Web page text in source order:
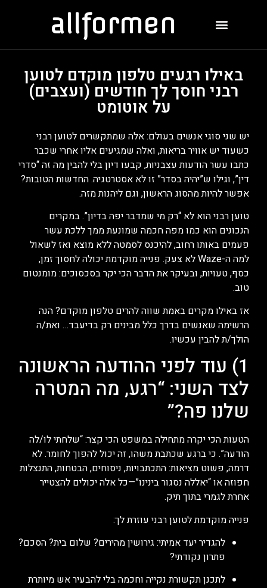
allformen
באילו רגעים טלפון מוקדם לטוען
רבני חוסך לך חודשים (ועצבים)
על אוטומט
יש שני סוגי אנשים בעולם: אלה שמתקשרים לטוען רבני
כשעוד יש אוויר בריאות, ואלה שמגיעים אליו אחרי שכבר
כתבו עשר הודעות עצבניות, קבעו דיון בלי להבין מה זה “סדרי
דין”, וגילו ש”יהיה בסדר” זו לא אסטרטגיה. החדשות הטובות?
אפשר להיות מהסוג הראשון, וגם ליהנות מזה.
טוען רבני הוא לא “רק מי שמדבר יפה בדיון”. במקרים
הנכונים הוא כמו מפה חכמה שמונעת ממך ללכת עשר
פעמים באותו רחוב, להיכנס לסמטה ללא מוצא ואז לשאול
למה ה-Waze לא צעק. פנייה מוקדמת יכולה לחסוך זמן,
כסף, טעויות, ובעיקר את הדבר הכי יקר בסכסוכים: מומנטום
טוב.
אז באילו מקרים באמת שווה להרים טלפון מוקדם? הנה
הרשימה שאנשים בדרך כלל מבינים רק בדיעבד… ואת/ה
הולך/ת להבין עכשיו.
1) עוד לפני ההודעה הראשונה
לצד השני: “רגע, מה המטרה
שלנו פה?”
הטעות הכי יקרה מתחילה במשפט הכי קצר: “שלחתי לו/לה
הודעה”. כי ברגע שכתבת משהו, זה יכול להפוך לחומר. לא
דרמה, פשוט מציאות: התכתבויות, ניסוחים, הבטחות, התנצלות
חפוזה או “יאללה נסגור בינינו”—כל אלה יכולים להצטייר
אחרת לגמרי בתוך תיק.
פנייה מוקדמת לטוען רבני עוזרת לך:
להגדיר יעד אמיתי: גירושין מהירים? שלום בית? הסכם?
פתרון נקודתי?
לתכנן תקשורת נקייה וחכמה בלי להבעיר אש מיותרת